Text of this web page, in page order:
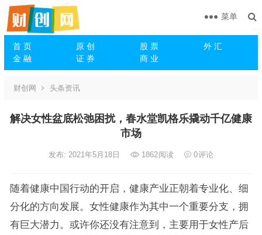
首 页 原 创 股 票
外 汇
金 融
证 券 商 业
菜单
财创网 头条资讯
解决女性盆底松弛困扰，春水堂凯格乐撬动千亿健康
市场
发布: 2021年5月18日 1862阅读 0评论
随着健康中国行动的开启，健康产业正朝着专业化、细
分化的方向发展。女性健康作为其中一个重要分支，拥
有巨大潜力。或许你还没有注意到，主要用于女性产后